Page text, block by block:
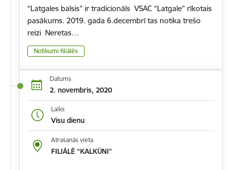
“Latgales balsis” ir tradicionāls VSAC “Latgale” rīkotais
pasākums. 2019. gada 6.decembrī tas notika trešo
reizi Neretas…
Notikumi filiālēs
Datums
2. novembris, 2020
Laiks
Visu dienu
Atrašanās vieta
FILIĀLĒ “KALKŪNI”